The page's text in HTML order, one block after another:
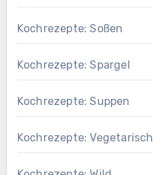
Kochrezepte: Soßen
Kochrezepte: Spargel
Kochrezepte: Suppen
Kochrezepte: Vegetarisch